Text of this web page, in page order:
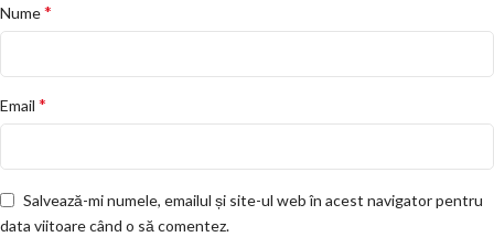
Nume*
Email *
Salvează-mi numele, emailul și site-ul web în acest navigator pentru
data viitoare când o să comentez.